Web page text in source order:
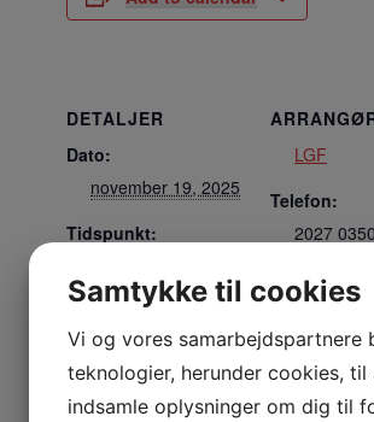
DETALJER
Dato:
november 19, 2025
Tidspunkt:
LGF
Telefon:
2027 0350
E-mail:
Samtykke til cookies
Vi og vores samarbejdspartnere
teknologier, herunder cookies, til
indsamle oplysninger om dig til